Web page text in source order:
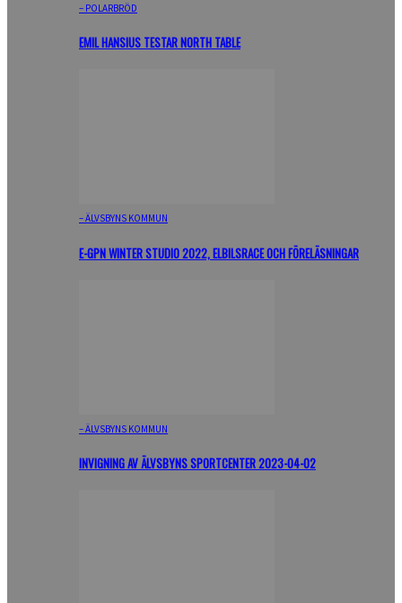
– POLARBRÖD
EMIL HANSIUS TESTAR NORTH TABLE
– ÄLVSBYNS KOMMUN
E-GPN WINTER STUDIO 2022, ELBILSRACE OCH FÖRELÄSNINGAR
– ÄLVSBYNS KOMMUN
INVIGNING AV ÄLVSBYNS SPORTCENTER 2023-04-02